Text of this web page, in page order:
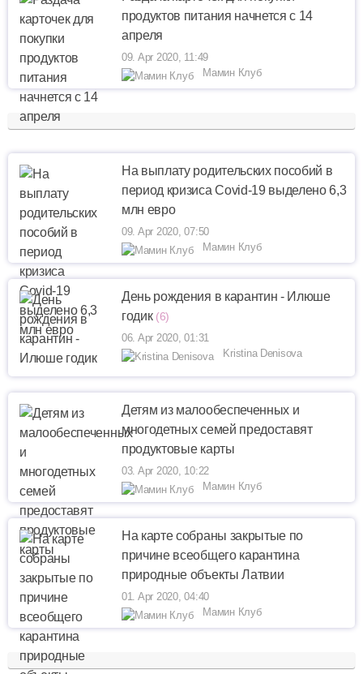
продуктов питания начнется с 14
апреля
09. Apr 2020, 11:49
Мамин Клуб
На выплату родительских пособий в
период кризиса Covid-19 выделено 6,3
млн евро
09. Apr 2020, 07:50
Мамин Клуб
День рождения в карантин - Илюше
годик (6)
06. Apr 2020, 01:31
Kristina Denisova
Детям из малообеспеченных и
многодетных семей предоставят
продуктовые карты
03. Apr 2020, 10:22
Мамин Клуб
На карте собраны закрытые по
причине всеобщего карантина
природные объекты Латвии
01. Apr 2020, 04:40
Мамин Клуб